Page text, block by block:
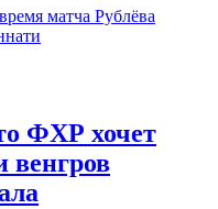
матча Рублёва
ФХР хочет
венгров